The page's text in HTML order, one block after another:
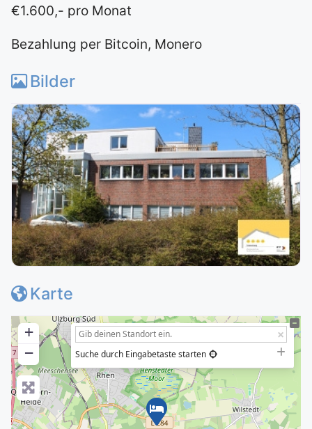
€1.600,- pro Monat
Bezahlung per Bitcoin, Monero
Bilder
Karte
+
−
Suche durch Eingabetaste starten